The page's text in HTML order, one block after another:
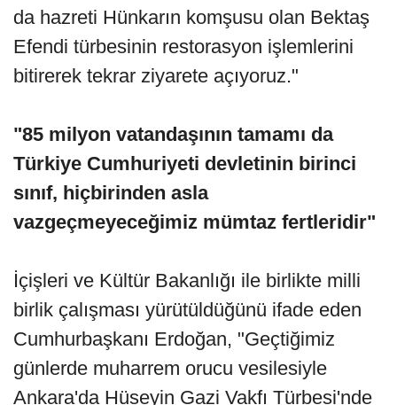
da hazreti Hünkarın komşusu olan Bektaş
Efendi türbesinin restorasyon işlemlerini
bitirerek tekrar ziyarete açıyoruz."
"85 milyon vatandaşının tamamı da
Türkiye Cumhuriyeti devletinin birinci
sınıf, hiçbirinden asla
vazgeçmeyeceğimiz mümtaz fertleridir"
İçişleri ve Kültür Bakanlığı ile birlikte milli
birlik çalışması yürütüldüğünü ifade eden
Cumhurbaşkanı Erdoğan, "Geçtiğimiz
günlerde muharrem orucu vesilesiyle
Ankara'da Hüseyin Gazi Vakfı Türbesi'nde